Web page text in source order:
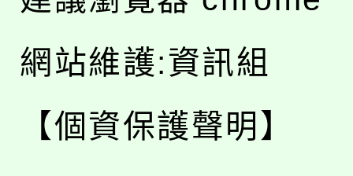
網站維護:資訊組
【個資保護聲明】